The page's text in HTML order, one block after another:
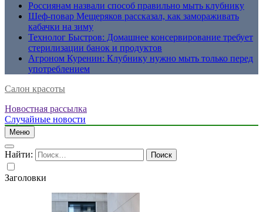
Россиянам назвали способ правильно мыть клубнику
Шеф-повар Мещеряков рассказал, как замораживать
кабачки на зиму
Технолог Быстров: Домашнее консервирование требует
стерилизации банок и продуктов
Агроном Куренин: Клубнику нужно мыть только перед
употреблением
Салон красоты
Новостная рассылка
Случайные новости
Меню
Найти:
Заголовки